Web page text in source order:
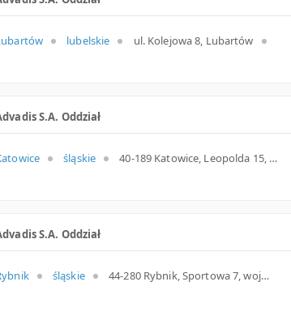
lubelskie ul. Kolejowa 8, Lubartów
S.A. Oddział
śląskie 40-189 Katowice, Leopolda 15, woj. Śląskie, pow. Katowice, gm. Katowice
S.A. Oddział
śląskie 44-280 Rybnik, Sportowa 7, woj. Śląskie, pow. Rybnik, gm. Rybnik